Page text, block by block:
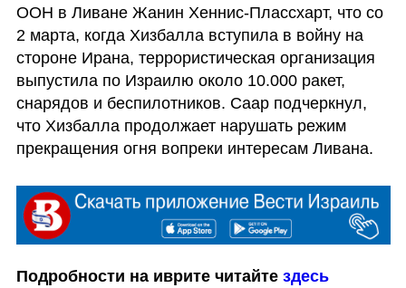
ООН в Ливане Жанин Хеннис-Плассхарт, что со
2 марта, когда Хизбалла вступила в войну на
стороне Ирана, террористическая организация
выпустила по Израилю около 10.000 ракет,
снарядов и беспилотников. Саар подчеркнул,
что Хизбалла продолжает нарушать режим
прекращения огня вопреки интересам Ливана.
Подробности на иврите читайте здесь